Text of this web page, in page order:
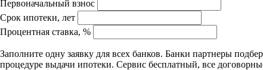
Первоначальный взнос
Срок ипотеки, лет
Процентная ставка, %
Заполните одну заявку для всех банков. Банки партнеры
процедуре выдачи ипотеки. Сервис бесплатный, все